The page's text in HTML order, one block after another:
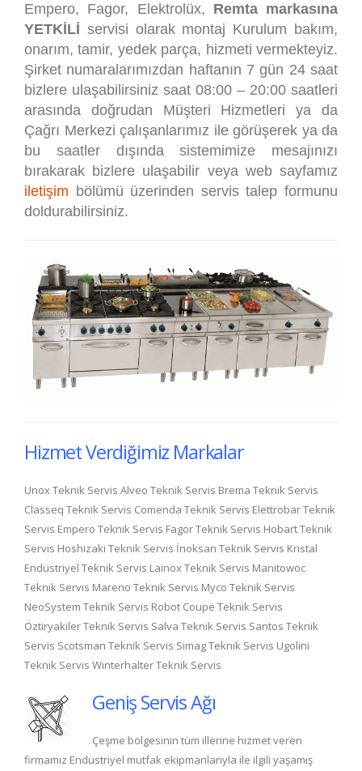
Empero, Fagor, Elektrolüx, Remta markasına
YETKİLİ servisi olarak montaj Kurulum bakım,
onarım, tamir, yedek parça, hizmeti vermekteyiz.
Şirket numaralarımızdan haftanın 7 gün 24 saat
bizlere ulaşabilirsiniz saat 08:00 – 20:00 saatleri
arasında doğrudan Müşteri Hizmetleri ya da
Çağrı Merkezi çalışanlarımız ile görüşerek ya da
bu saatler dışında sistemimize mesajınızı
bırakarak bizlere ulaşabilir veya web sayfamız
iletişim bölümü üzerinden servis talep formunu
doldurabilirsiniz.
Hizmet Verdiğimiz Markalar
Unox Teknik Servis Alveo Teknik Servis Brema Teknik Servis
Classeq Teknik Servis Comenda Teknik Servis Elettrobar Teknik
Servis Empero Teknik Servis Fagor Teknik Servis Hobart Teknik
Servis Hoshizaki Teknik Servis İnoksan Teknik Servis Kristal
Endüstriyel Teknik Servis Lainox Teknik Servis Manitowoc
Teknik Servis Mareno Teknik Servis Myco Teknik Servis
NeoSystem Teknik Servis Robot Coupe Teknik Servis
Öztiryakiler Teknik Servis Salva Teknik Servis Santos Teknik
Servis Scotsman Teknik Servis Simag Teknik Servis Ugolini
Teknik Servis Winterhalter Teknik Servis
Geniş Servis Ağı
Çeşme bölgesinin tüm illerine hizmet veren
firmamız Endüstriyel mutfak ekipmanlarıyla ile ilgili yaşamış